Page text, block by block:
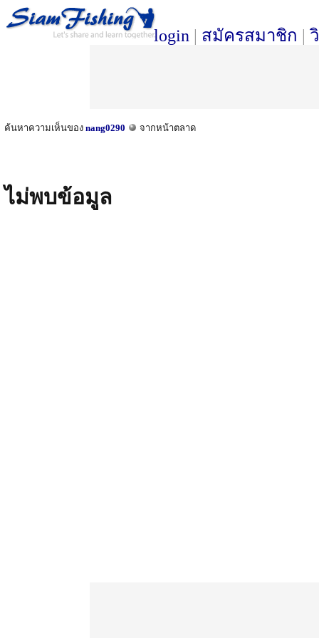
login | สมัครสมาชิก |
ค้นหาความเห็นของ nang0290 จากหน้าตลาด
ไม่พบข้อมูล